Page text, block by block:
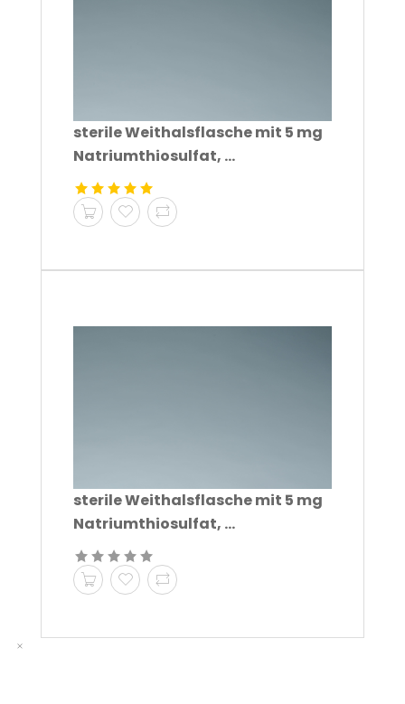
sterile Weithalsflasche mit 5 mg
Natriumthiosulfat, ...
sterile Weithalsflasche mit 5 mg
Natriumthiosulfat, ...